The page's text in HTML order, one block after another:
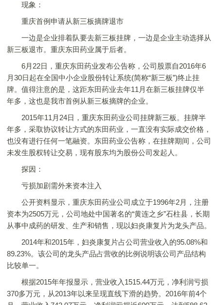
现象：
重庆首例申请从新三板摘牌退市
一边是企业排着队要去新三板挂牌，一边是企业主动选择从
新三板退市。重庆东田药业属于后者。
6月22日，重庆东田药业发布公告称，公司股票自2016年6
月30日起在全国中小企业股份转让系统(简称“新三板”)终止挂
牌。值得注意的是，这距东田药业去年11月在新三板挂牌仅半
年多，这也是我市首例从新三板摘牌的企业。
2015年11月24日，重庆东田药业公司挂牌新三板。挂牌半
年多，采取协议转让方式的东田药业，一直没有实际成交价格，
也没有进行任何一笔融资。东田药业公告称，在挂牌期间，公司
未发生股权转让交易，现有股东均为股份公司发起人。
探因：
亏损加剧需外来资本注入
公开资料显示，重庆东田药业公司成立于1996年2月，注册
资本为2505万元，公司地处中国著名的“黄连之乡”石柱县，长期
从事中成药的研发、生产和销售，现以妇炎康复片为龙头产品。
2014年和2015年，妇炎康复片占公司营业收入的95.08%和
89.23%。该公司的龙头产品占营收的比例说明该公司产品结构
比较单一。
根据2015年年报显示，营业收入1515.44万元，净利润亏损
370多万元，从2013年以来呈现直线下滑的趋势。2016年前4个